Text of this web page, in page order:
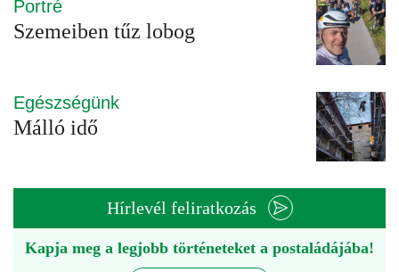
Portré
Szemeiben tűz lobog
Egészségünk
Málló idő
Hírlevél feliratkozás
Kapja meg a legjobb történeteket a postaládájába!